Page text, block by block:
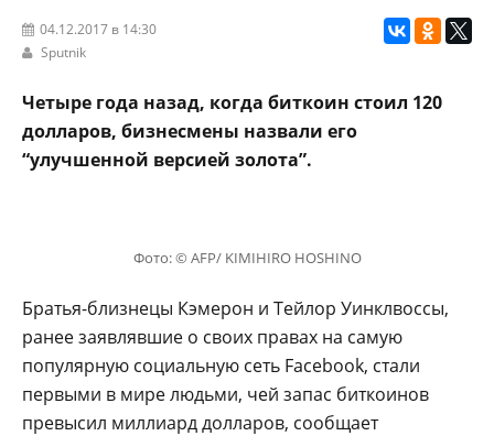
04.12.2017 в 14:30
Sputnik
Четыре года назад, когда биткоин стоил 120
долларов, бизнесмены назвали его
“улучшенной версией золота”.
Фото: © AFP/ KIMIHIRO HOSHINO
Братья-близнецы Кэмерон и Тейлор Уинклвоссы,
ранее заявлявшие о своих правах на самую
популярную социальную сеть Facebook, стали
первыми в мире людьми, чей запас биткоинов
превысил миллиард долларов, сообщает